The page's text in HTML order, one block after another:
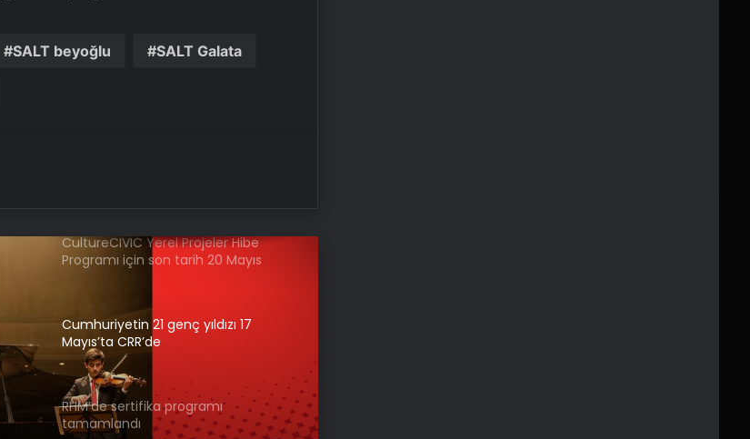
SALT beyoğlu SALT Galata
CultureCIVIC Yerel Projeler Hibe
Programı için son tarih 20 Mayıs
Cumhuriyetin 21 genç yıldızı 17
Mayıs’ta CRR’de
RHM’de sertifika programı
tamamlandı